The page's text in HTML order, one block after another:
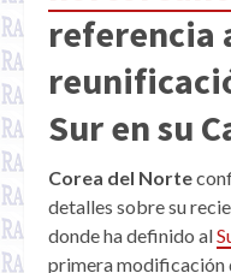
referencia
Suren su
Corea del Norte
detalles sobre su
donde ha definido al
primera modificación